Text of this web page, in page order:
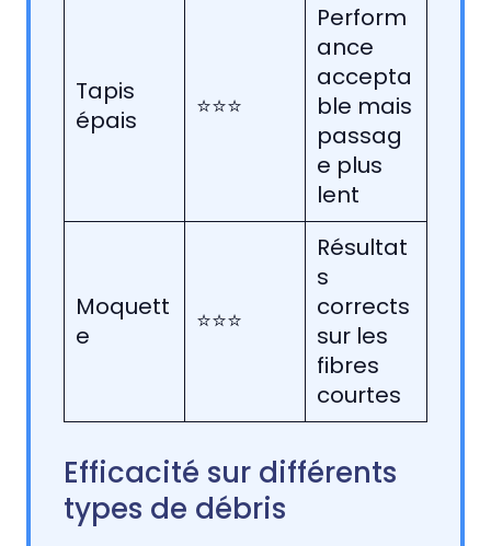
Tapis
épais
⭐⭐⭐
Perform
ance
accepta
ble mais
passag
e plus
lent
Moquett
e
⭐⭐⭐
Résultat
s
corrects
sur les
fibres
courtes
Efficacité sur différents
types de débris